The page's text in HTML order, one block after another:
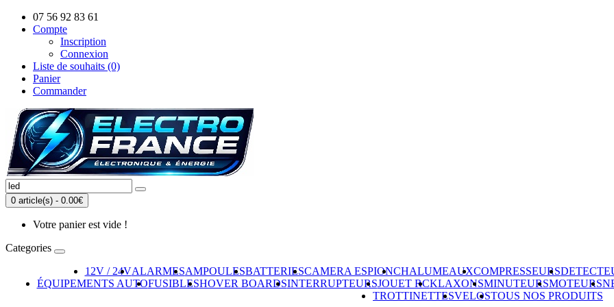
07 56 92 83 61
Compte
Inscription
Connexion
Liste de souhaits (0)
Panier
Commander
0 article(s) - 0.00€
Votre panier est vide !
Categories
12V / 24VALARMESAMPOULESBATTERIESCAMERA ESPIONCHALUMEAUXCOMPRESSEURS
ÉQUIPEMENTS AUTOFUSIBLESHOVER BOARDSINTERRUPTEURSJOUET RCKLAXONSMINUTEURSMOTEURS
TROTTINETTESVELOSTOUS NOS PRODUITS